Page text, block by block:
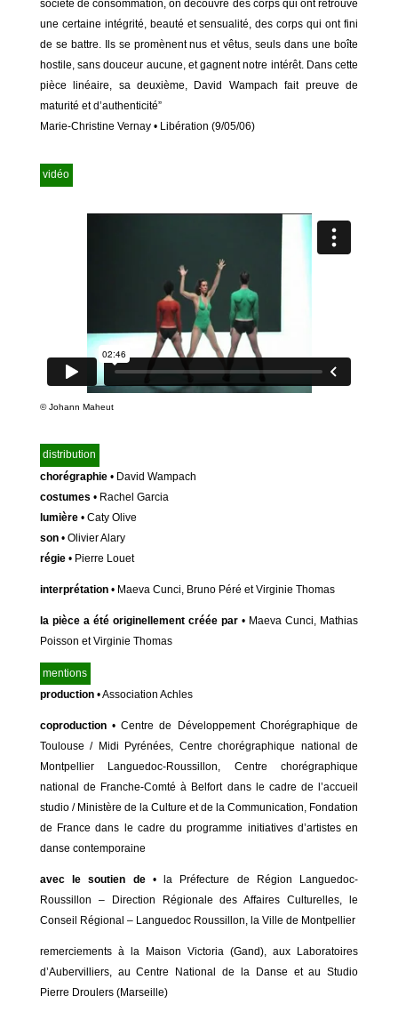
société de consommation, on découvre des corps qui ont retrouvé
une certaine intégrité, beauté et sensualité, des corps qui ont fini
de se battre. Ils se promènent nus et vêtus, seuls dans une boîte
hostile, sans douceur aucune, et gagnent notre intérêt. Dans cette
pièce linéaire, sa deuxième, David Wampach fait preuve de
maturité et d’authenticité”
Marie-Christine Vernay • Libération (9/05/06)
vidéo
©Johann Maheut
distribution
chorégraphie • David Wampach
costumes • Rachel Garcia
lumière • Caty Olive
son • Olivier Alary
régie • Pierre Louet
interprétation • Maeva Cunci, Bruno Péré et Virginie Thomas
la pièce a été originellement créée par • Maeva Cunci, Mathias
Poisson et Virginie Thomas
mentions
production • Association Achles
coproduction • Centre de Développement Chorégraphique de
Toulouse / Midi Pyrénées, Centre chorégraphique national de
Montpellier Languedoc-Roussillon, Centre chorégraphique
national de Franche-Comté à Belfort dans le cadre de l’accueil
studio / Ministère de la Culture et de la Communication, Fondation
de France dans le cadre du programme initiatives d’artistes en
danse contemporaine
avec le soutien de
• la Préfecture de Région Languedoc-
Roussillon – Direction Régionale des Affaires Culturelles, le
Conseil Régional – Languedoc Roussillon, la Ville de Montpellier
remerciements à la Maison Victoria (Gand), aux Laboratoires
d’Aubervilliers, au Centre National de la Danse et au Studio
Pierre Droulers (Marseille)